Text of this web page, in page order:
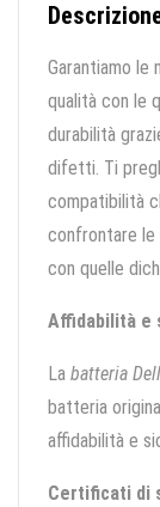
Garantiamo
qualità con le
durabilità
difetti. Ti
compatibilità
confrontare
con quelle
Affidabilità e
La batteria
batteria
affidabilità e
Certificati di